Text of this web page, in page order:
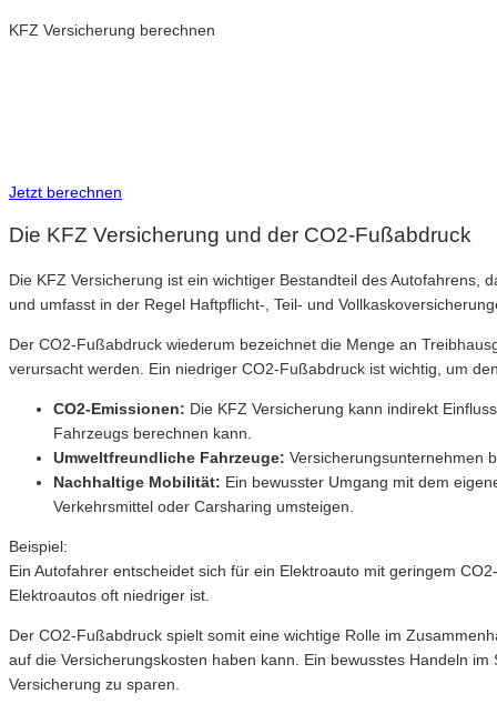
KFZ Versicherung berechnen
Jetzt berechnen
Die KFZ Versicherung und der CO2-Fußabdruck
Die KFZ Versicherung ist ein wichtiger Bestandteil des
und umfasst in der Regel Haftpflicht-, Teil- und
Der CO2-Fußabdruck wiederum bezeichnet die Menge an
verursacht werden. Ein niedriger CO2-Fußabdruck ist wichtig, um
CO2-Emissionen: Die KFZ Versicherung kann indirekt
Fahrzeugs berechnen kann.
Umweltfreundliche Fahrzeuge: Versicherungsunternehmen
Nachhaltige Mobilität: Ein bewusster Umgang mit dem
Verkehrsmittel oder Carsharing umsteigen.
Beispiel:
Ein Autofahrer entscheidet sich für ein Elektroauto mit geringem
Elektroautos oft niedriger ist.
Der CO2-Fußabdruck spielt somit eine wichtige Rolle im
auf die Versicherungskosten haben kann. Ein bewusstes Handeln
Versicherung zu sparen.